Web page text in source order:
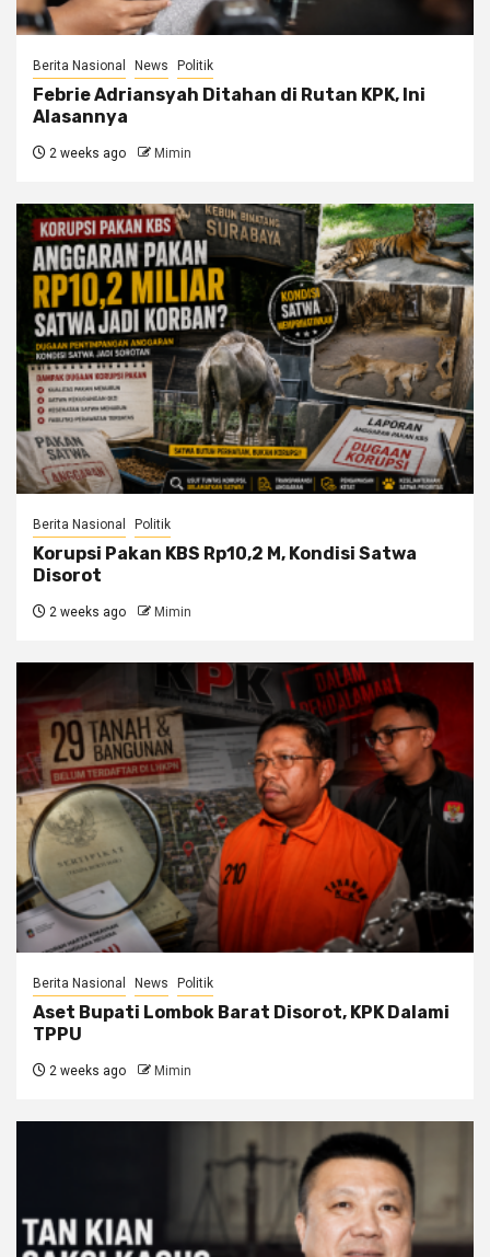
Berita Nasional News Politik
Febrie Adriansyah Ditahan di Rutan KPK, Ini
Alasannya
2 weeks ago Mimin
Berita Nasional Politik
Korupsi Pakan KBS Rp10,2 M, Kondisi Satwa
Disorot
2 weeks ago Mimin
Berita Nasional News Politik
Aset Bupati Lombok Barat Disorot, KPK Dalami
TPPU
2 weeks ago Mimin